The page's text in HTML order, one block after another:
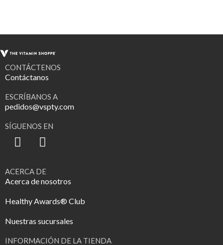
CONTÁCTENOS
Contáctanos
ESCRÍBANOS A
pedidos@vspty.com
SÍGUENOS EN
ACERCA DE
Acerca de nosotros
Healthy Awards® Club
Nuestras sucursales
INFORMACIÓN DE LA TIENDA